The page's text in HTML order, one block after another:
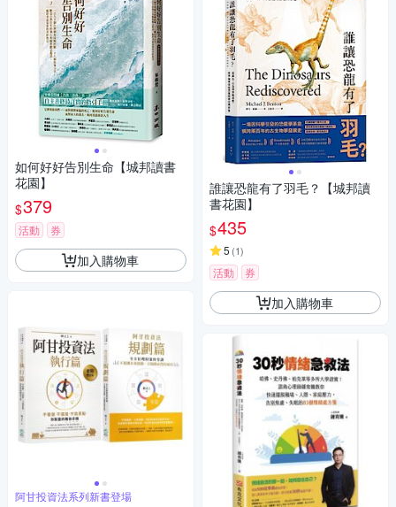
如何好好告別生命【城邦讀書
花園】
$379
活動 券
加入購物車
阿甘投資法系列新書登場
誰讓恐龍有了羽毛？【城邦讀
書花園】
$435
5 (1)
活動 券
加入購物車